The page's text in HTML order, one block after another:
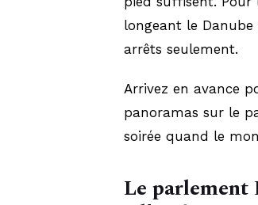
longeant le Danube
arrêts seulement.
Arrivez en avance
panoramas sur le
soirée quand le
Le parlement